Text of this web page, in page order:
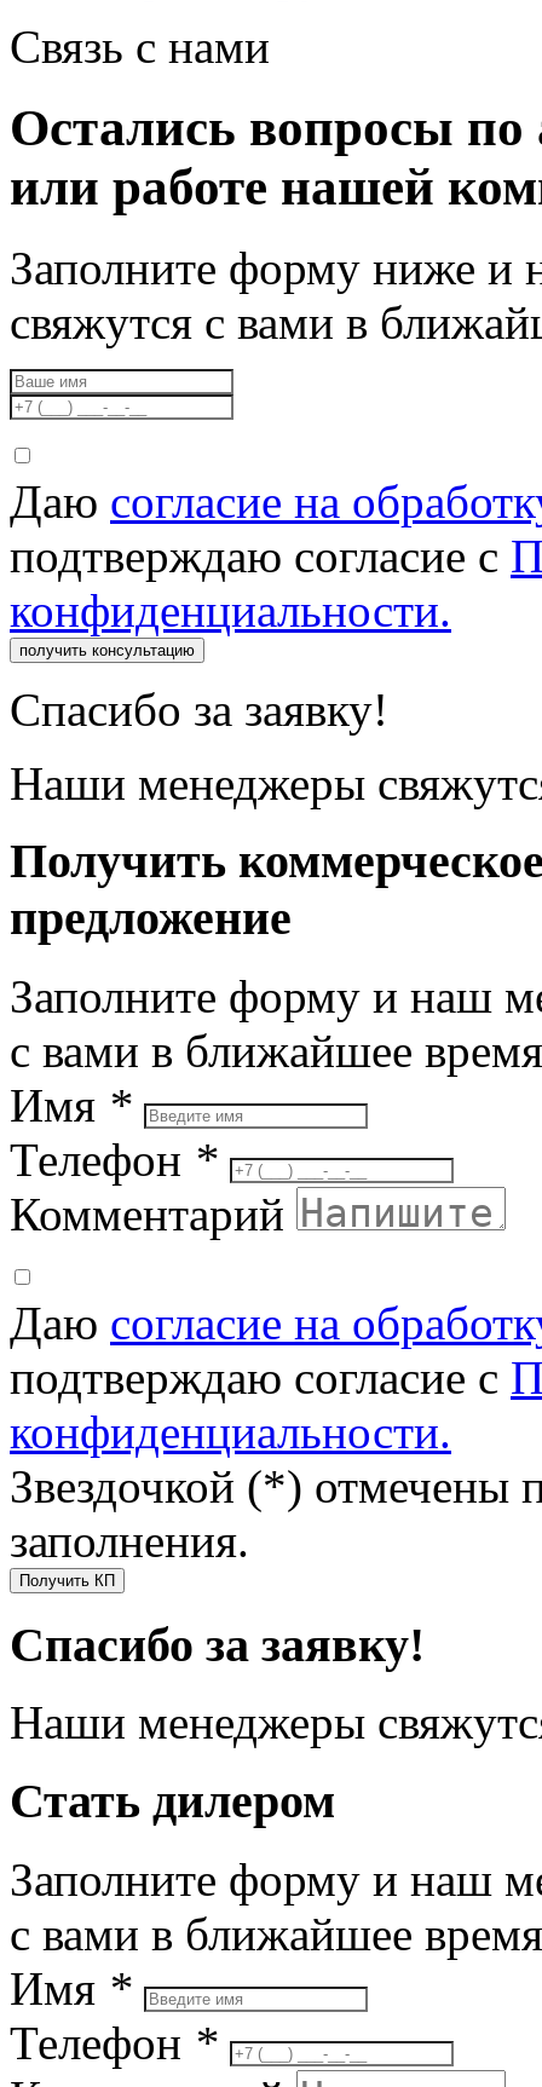
Связь с нами
Остались вопросы по
или работе нашей
Заполните форму ниже и
свяжутся с вами в
Даю согласие на
подтверждаю согласие с
конфиденциальности.
получить консультацию
Спасибо за заявку!
Наши менеджеры
Получить
предложение
Заполните форму и наш
с вами в ближайшее время
Имя *
Телефон *
Комментарий
Даю согласие на
подтверждаю согласие с
конфиденциальности.
Звездочкой (*) отмечены
заполнения.
Получить КП
Спасибо за заявку!
Наши менеджеры
Стать дилером
Заполните форму и наш
с вами в ближайшее время
Имя *
Телефон *